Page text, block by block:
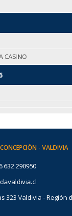
CASINO
- VALDIVIA
632 290950
323 Valdivia - Región